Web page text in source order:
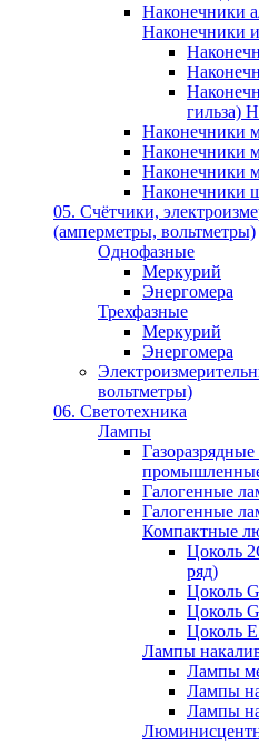
Наконечники
Наконечники
гильза)
Наконечники
Наконечники
Наконечники
05. Счётчики,
(амперметры, вольтметры)
Однофазные
Меркурий
Энергомера
Трехфазные
Меркурий
Энергомера
вольтметры)
06. Светотехника
Лампы
Галогенные
Галогенные
Компактные
Цоколь
ряд)
Цоколь
Цоколь
Цоколь
Лампы
Лампы
Лампы
Лампы